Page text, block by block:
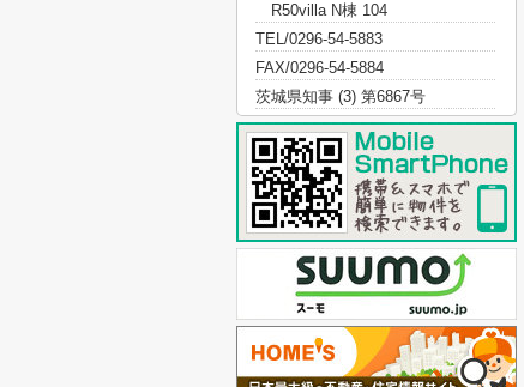
R50villa N棟 104
TEL/0296-54-5883
FAX/0296-54-5884
茨城県知事 (3) 第6867号